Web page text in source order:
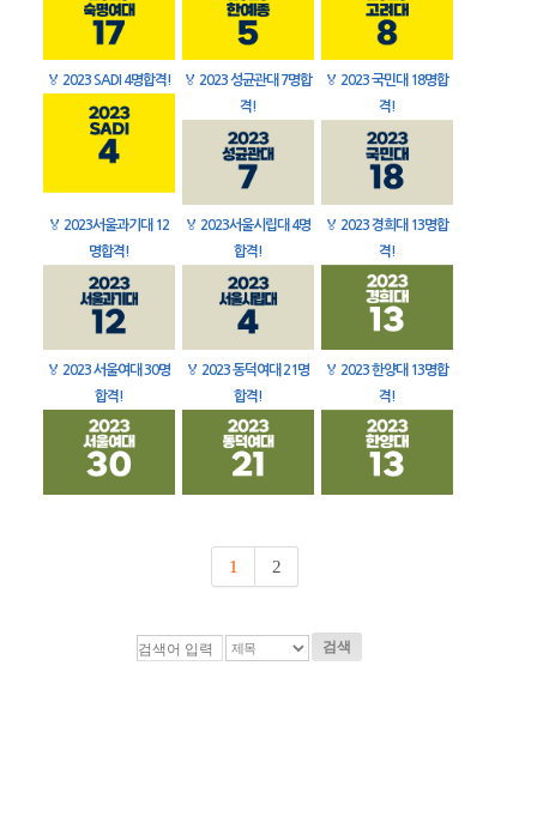
🏅 2023 SADI 4명합격! 🏅 2023 성균관대 7명합
격!
🏅 2023 국민대 18명합
격!
🏅 2023서울과기대 12
명합격!
🏅 2023서울시립대 4명
합격!
🏅 2023 경희대 13명합
격!
🏅 2023 서울여대 30명
합격!
🏅 2023 동덕여대 21명
합격!
🏅 2023 한양대 13명합
격!
1 2
검색